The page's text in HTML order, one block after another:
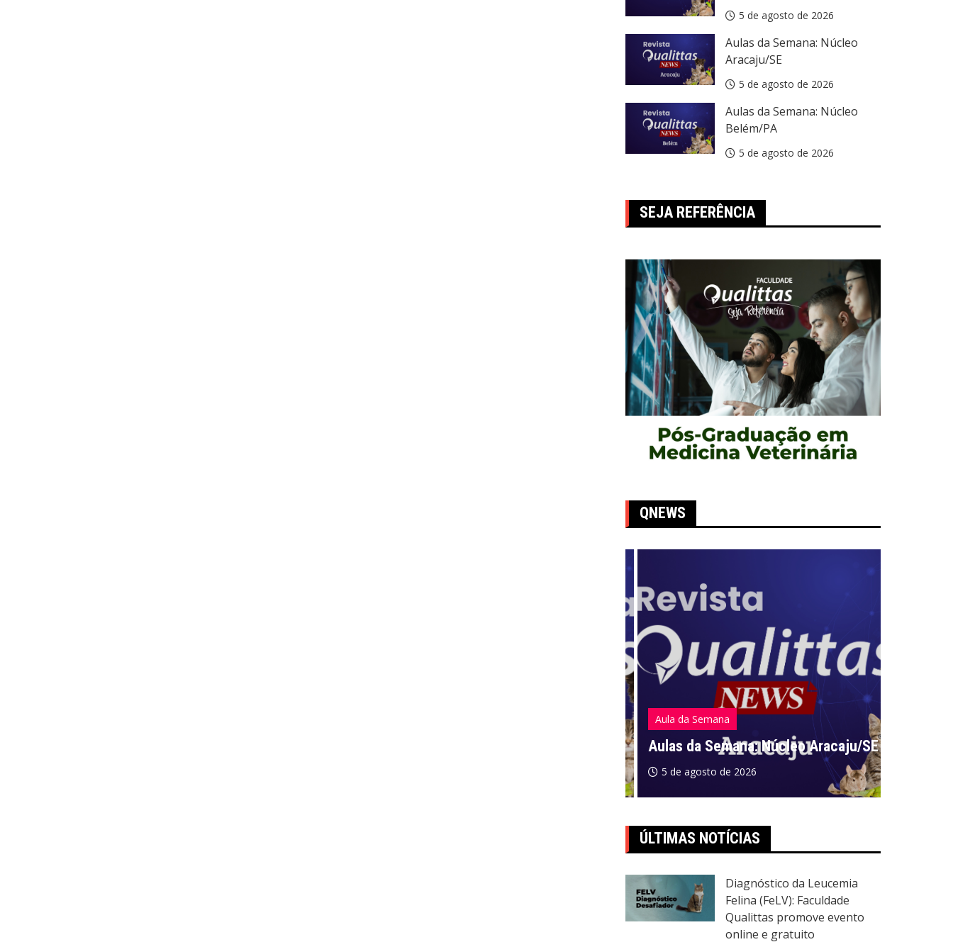
5 de agosto de 2026
Aulas da Semana: Núcleo
Aracaju/SE
5 de agosto de 2026
Aulas da Semana: Núcleo
Belém/PA
5 de agosto de 2026
SEJA REFERÊNCIA
QNEWS
Aula da Semana
Aulas da Semana: Núcleo Aracaju/SE
5 de agosto de 2026
ÚLTIMAS NOTÍCIAS
Diagnóstico da Leucemia
Felina (FeLV): Faculdade
Qualittas promove evento
online e gratuito